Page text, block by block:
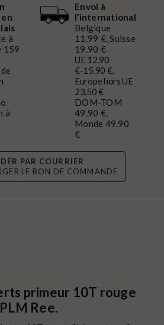
à
159
à
Envoi à
l’international
Belgique
11.99 €, Suisse
19.90 €
UE 12.90
€-15.90 €,
Europe hors UE
23.50 €
DOM-TOM
49.90 €,
Monde 49.90
€
PAR COURRIER
LE BON DE COMMANDE
primeur 10T rouge
Ree.